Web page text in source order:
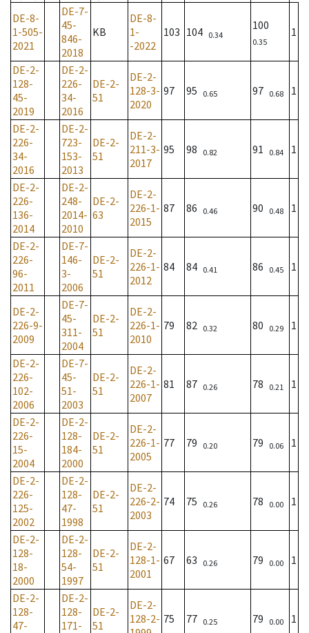
DE-8-
1-505-
2021
DE-7-
45-
846-
2018
KB
DE-8-
1-
-2022
103 104 0.34
100
0.35
1
DE-2-
128-
45-
2019
DE-2-
226-
34-
2016
DE-2-
51
DE-2-
128-3-
2020
97 95 0.65 97 0.68 1
DE-2-
226-
34-
2016
DE-2-
723-
153-
2013
DE-2-
51
DE-2-
211-3-
2017
95 98 0.82 91 0.84 1
DE-2-
226-
136-
2014
DE-2-
248-
2014-
2010
DE-2-
63
DE-2-
226-1-
2015
87 86 0.46 90 0.48 1
DE-2-
226-
96-
2011
DE-7-
146-
3-
2006
DE-2-
51
DE-2-
226-1-
2012
84 84 0.41 86 0.45 1
DE-2-
226-9-
2009
DE-7-
45-
311-
2004
DE-2-
51
DE-2-
226-1-
2010
79 82 0.32 80 0.29 1
DE-2-
226-
102-
2006
DE-7-
45-
51-
2003
DE-2-
51
DE-2-
226-1-
2007
81 87 0.26 78 0.21 1
DE-2-
226-
15-
2004
DE-2-
128-
184-
2000
DE-2-
51
DE-2-
226-1-
2005
77 79 0.20 79 0.06 1
DE-2-
226-
125-
2002
DE-2-
128-
47-
1998
DE-2-
51
DE-2-
226-2-
2003
74 75 0.26 78 0.00 1
DE-2-
128-
18-
2000
DE-2-
128-
54-
1997
DE-2-
51
DE-2-
128-1-
2001
67 63 0.26 79 0.00 1
DE-2-
128-
47-
DE-2-
128-
171-
DE-2-
51
DE-2-
128-2- 75 77 0.25 79 0.00 1